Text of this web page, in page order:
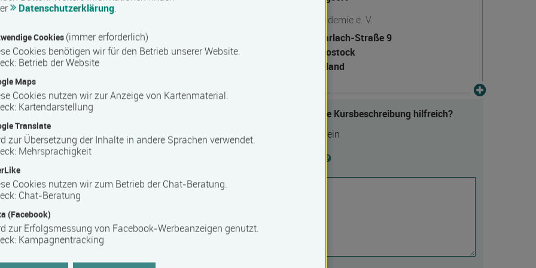
mit den beiden skalierten Abschlusstests „Deutsch-Test
ab.
Deutsche Akademie e. V.
Ernst-Barlach-Straße 9
18055 Rostock
Deutschland
Fanden Sie die Kursbeschreibung hilfreich?
Nein
Datenschutzerklärung.
Cookies (immer erforderlich)
Cookies benötigen wir für den Betrieb unserer Website.
: Betrieb der Website
Maps
Cookies nutzen wir zur Anzeige von Kartenmaterial.
: Kartendarstellung
Translate
zur Übersetzung der Inhalte in andere Sprachen verwendet.
: Mehrsprachigkeit
Cookies nutzen wir zum Betrieb der Chat-Beratung.
: Chat-Beratung
(Facebook)
zur Erfolgsmessung von Facebook-Werbeanzeigen genutzt.
: Kampagnentracking